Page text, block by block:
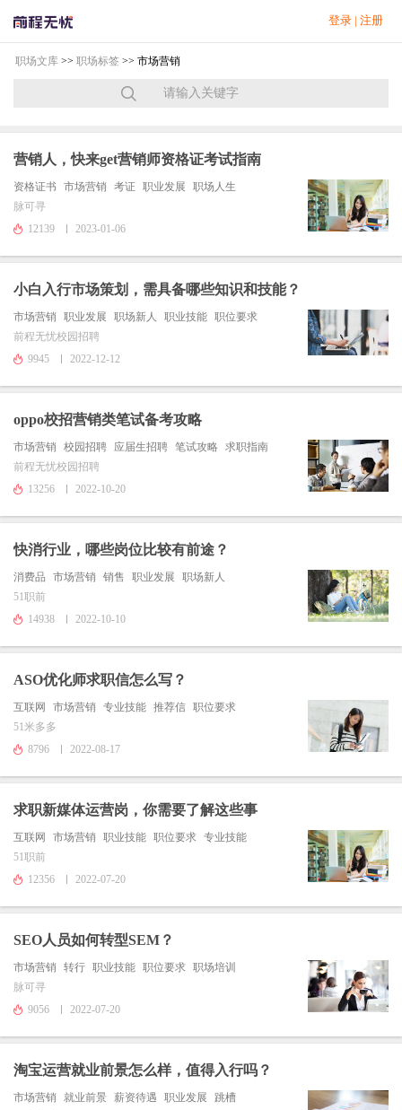
登录 | 注册
职场文库 >> 职场标签 >> 市场营销
营销人，快来get营销师资格证考试指南
资格证书 市场营销 考证 职业发展
职场人生
脉可寻
12139
2023-01-06
小白入行市场策划，需具备哪些知识和技能？
市场营销 职业发展 职场新人 职业技能 职位要求
前程无忧校园招聘
9945
2022-12-12
oppo校招营销类笔试备考攻略
市场营销 校园招聘 应届生招聘 笔试攻略 求职指南
前程无忧校园招聘
13256
2022-10-20
快消行业，哪些岗位比较有前途？
消费品 市场营销 销售 职业发展
职场新人
51职前
14938
2022-10-10
ASO优化师求职信怎么写？
互联网 市场营销 专业技能 推荐信 职位要求
51米多多
8796
2022-08-17
求职新媒体运营岗，你需要了解这些事
互联网 市场营销 职业技能 职位要求 专业技能
51职前
12356
2022-07-20
SEO人员如何转型SEM？
市场营销 转行 职业技能 职位要求 职场培训
脉可寻
9056
2022-07-20
淘宝运营就业前景怎么样，值得入行吗？
市场营销 就业前景 薪资待遇 职业发展
跳槽